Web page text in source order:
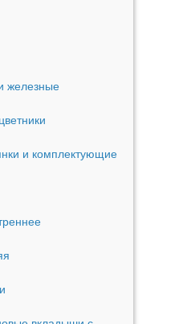
железные
и комплектующие